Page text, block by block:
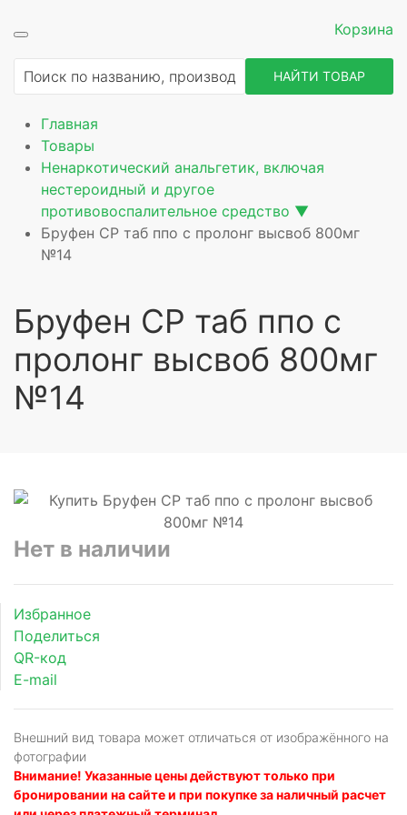
Корзина
НАЙТИ ТОВАР
Главная
Товары
Ненаркотический анальгетик, включая
нестероидный и другое
противовоспалительное средство ▼
Бруфен СР таб ппо с пролонг высвоб 800мг
№14
Бруфен СР таб ппо с
пролонг высвоб 800мг
№14
Нет в наличии
Избранное
Поделиться
QR-код
E-mail
Внешний вид товара может отличаться от изображённого на
фотографии
Внимание! Указанные цены действуют только при
бронировании на сайте и при покупке за наличный расчет